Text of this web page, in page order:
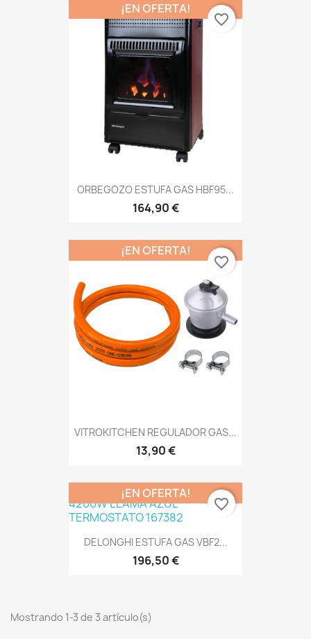
ORBEGOZO ESTUFA GAS HBF95...
164,90 €
¡EN OFERTA!
favorite_border
VITROKITCHEN REGULADOR GAS...
13,90 €
¡EN OFERTA!
favorite_border
DELONGHI ESTUFA GAS VBF2...
196,50 €
¡EN OFERTA!
favorite_border
Mostrando 1-3 de 3 artículo(s)